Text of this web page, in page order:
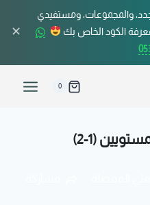
والمجموعات، ومستفيدي
الكود الخاص بك
✕
0
(1-2)